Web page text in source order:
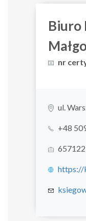
Biuro
nr
ul.
+48
https://